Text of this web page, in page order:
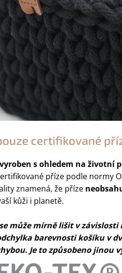
certifikované
vyroben s ohledem na životní
příze podle normy
znamená, že příze
kůži i planetě.
může mírně lišit v závislosti
barevnosti košíku v
Je to způsobeno jinou